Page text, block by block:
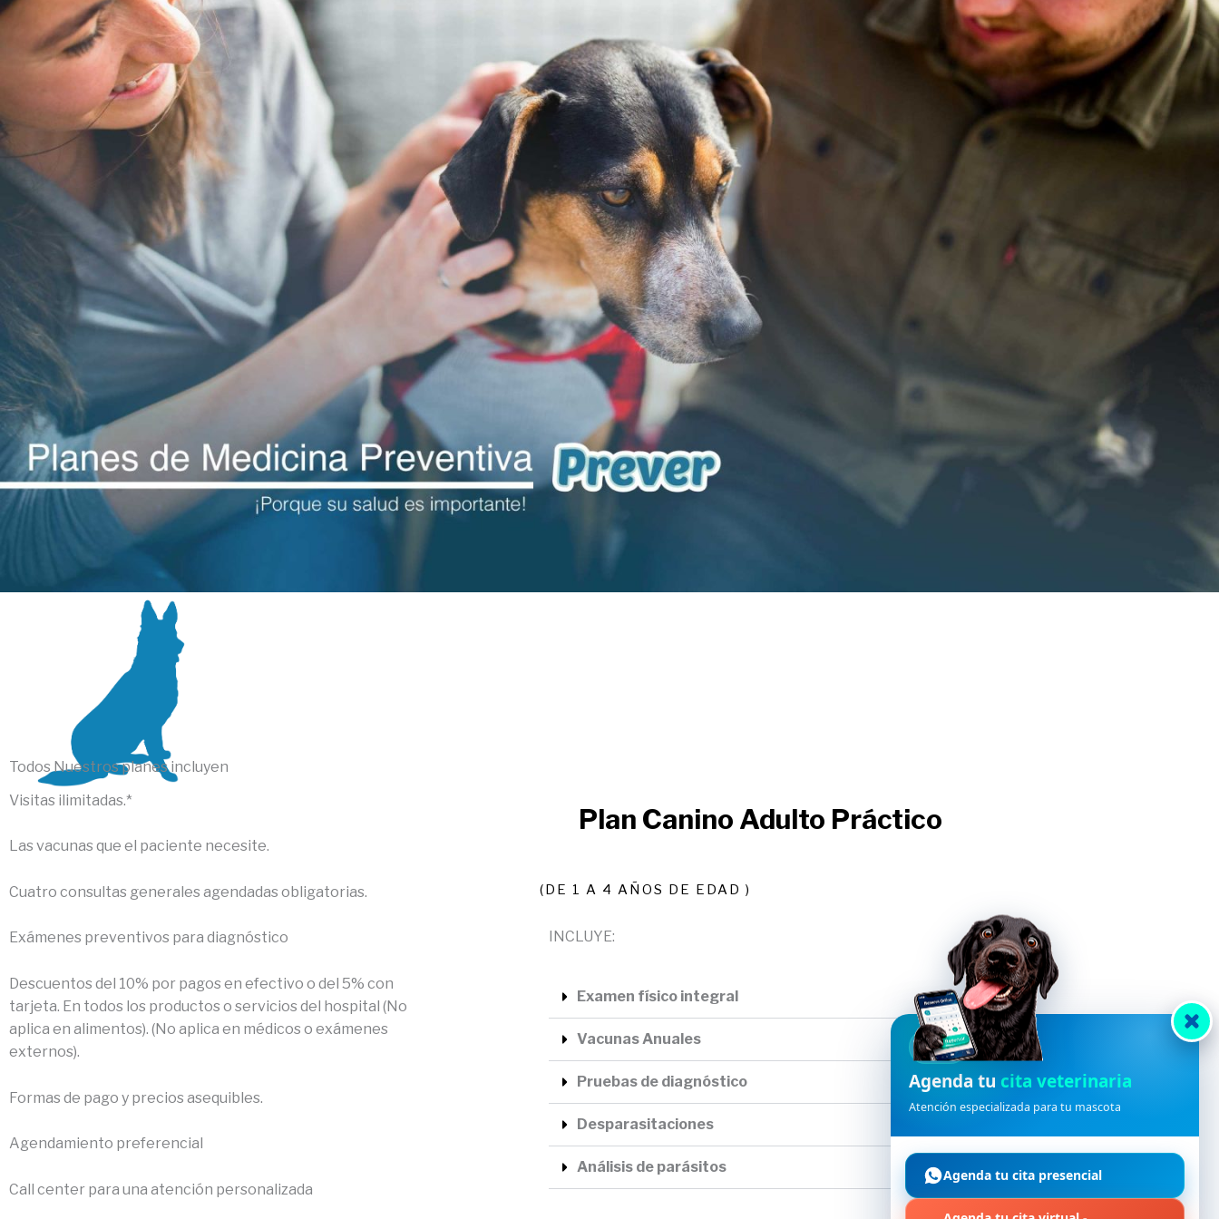
Todos Nuestros planes incluyen
Visitas ilimitadas.*
Las vacunas que el paciente necesite.
Cuatro consultas generales agendadas obligatorias.
Exámenes preventivos para diagnóstico
Descuentos del 10% por pagos en efectivo o del 5% con
tarjeta. En todos los productos o servicios del hospital (No
aplica en alimentos). (No aplica en médicos o exámenes
externos).
Formas de pago y precios asequibles.
Agendamiento preferencial
Call center para una atención personalizada
Plan Canino Adulto Práctico
(DE 1 A 4 AÑOS DE EDAD )
INCLUYE:
Examen físico integral
Vacunas Anuales
Pruebas de diagnóstico
Desparasitaciones
Análisis de parásitos
HVDES
Agenda tu cita veterinaria
Atención especializada para tu mascota
Agenda tu cita presencial